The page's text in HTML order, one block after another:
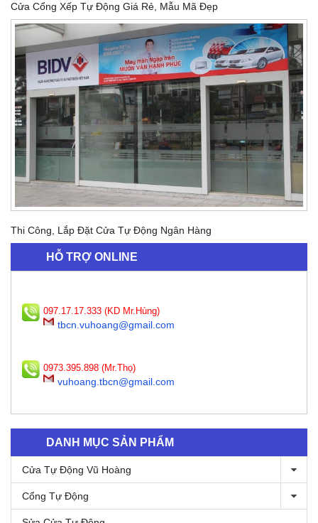
HỖ TRỢ ONLINE
097.17.17.333 (KD Mr.Hùng)
tbcn.vuhoang@gmail.com
0973.395.898 (Mr.Thọ)
vuhoang.tbcn@gmail.com
DANH MỤC SẢN PHẨM
Cửa Tự Động Vũ Hoàng
Cổng Tự Động
Cửa Cổng Xếp Tự Động Giá Rẻ, Mẫu Mã Đẹp
Thi Công, Lắp Đặt Cửa Tự Động Ngân Hàng